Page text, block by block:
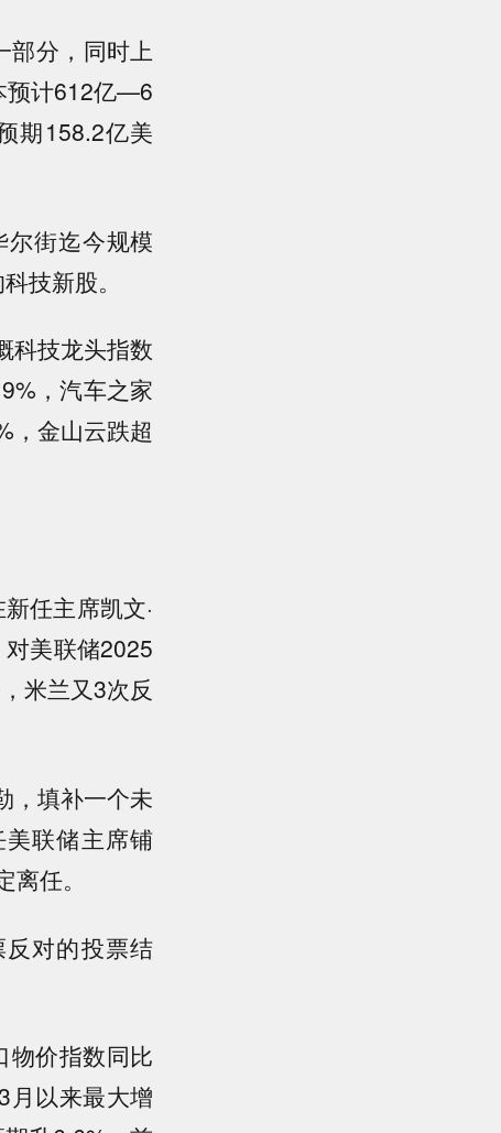
部分，同时上
预计612亿—6
期158.2亿美
街迄今规模
技新股。
科技龙头指数
，汽车之家
，金山云跌超
任主席凯文·
美联储2025
米兰又3次反
，填补一个未
联储主席铺
任。
对的投票结
物价指数同比
月以来最大增